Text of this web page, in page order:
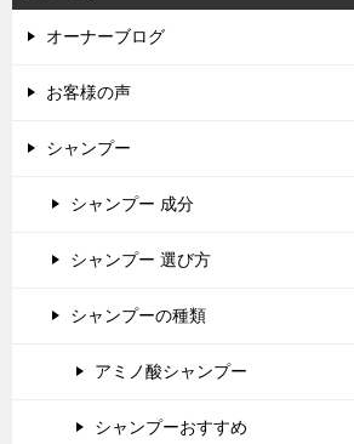
オーナーブログ
お客様の声
シャンプー
シャンプー 成分
シャンプー 選び方
シャンプーの種類
アミノ酸シャンプー
シャンプーおすすめ